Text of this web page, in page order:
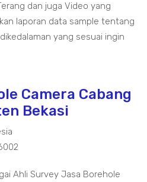
dan juga Video yang
laporan data sample tentang
yang sesuai ingin
Camera Cabang
Bekasi
Ahli Survey Jasa Borehole